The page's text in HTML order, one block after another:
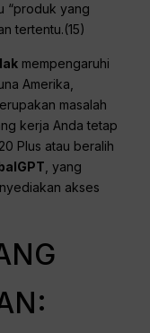
“produk yang
tertentu.(15)
mempengaruhi
Amerika,
masalah
kerja Anda tetap
Plus atau beralih
, yang
akses